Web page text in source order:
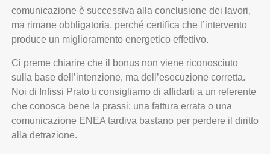
comunicazione è successiva alla conclusione dei lavori,
ma rimane obbligatoria, perché certifica che l’intervento
produce un miglioramento energetico effettivo.
Ci preme chiarire che il bonus non viene riconosciuto
sulla base dell’intenzione, ma dell’esecuzione corretta.
Noi di Infissi Prato ti consigliamo di affidarti a un referente
che conosca bene la prassi: una fattura errata o una
comunicazione ENEA tardiva bastano per perdere il diritto
alla detrazione.